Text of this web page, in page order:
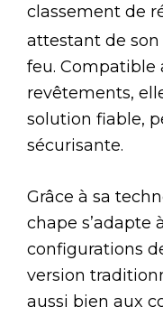
classement de
attestant de
feu. Compatible
revêtements,
solution fiable,
sécurisante.
Grâce à sa
chape s’adapte
configurations
version
aussi bien aux